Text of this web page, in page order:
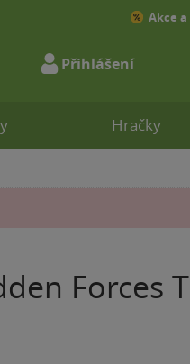
Forces
Hračky
Akce
Přihlášení